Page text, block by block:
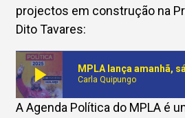
projectos em construção na
Dito Tavares:
play_arrow MPLA lança amanhã,
Carla Quipungo
A Agenda Política do MPLA é